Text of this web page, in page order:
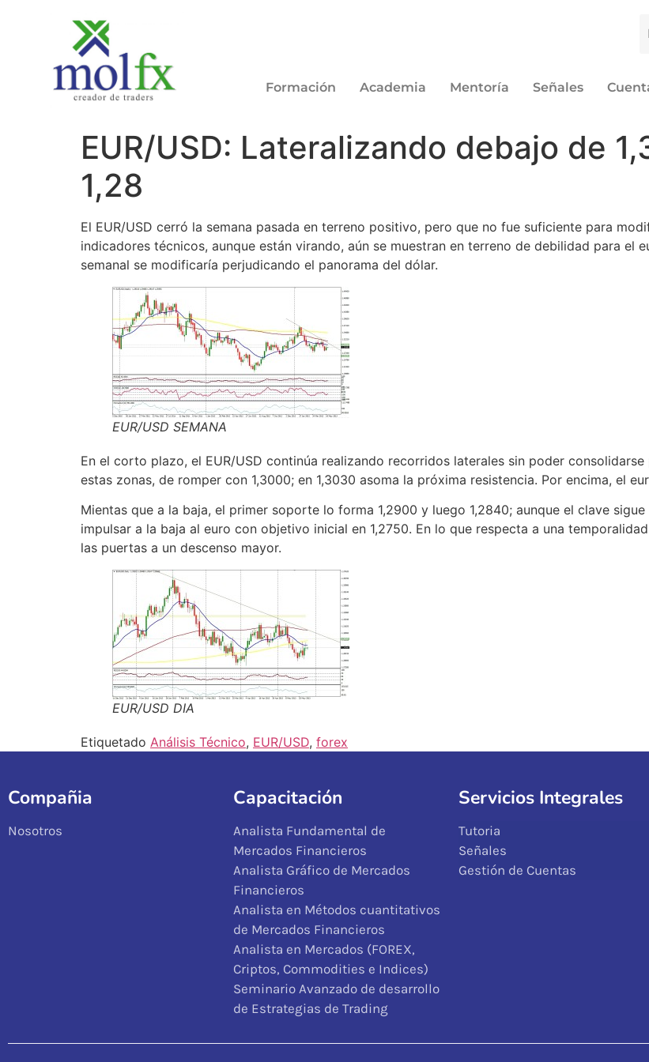
Formación Academia Mentoría Señales
EUR/USD: Lateralizando debajo de
1,28
El EUR/USD cerró la semana pasada en terreno positivo, pero que no fue suficiente para
indicadores técnicos, aunque están virando, aún se muestran en terreno de debilidad para el
semanal se modificaría perjudicando el panorama del dólar.
EUR/USD SEMANA
En el corto plazo, el EUR/USD continúa realizando recorridos laterales sin poder
estas zonas, de romper con 1,3000; en 1,3030 asoma la próxima resistencia. Por encima, el
Mientas que a la baja, el primer soporte lo forma 1,2900 y luego 1,2840; aunque el clave
impulsar a la baja al euro con objetivo inicial en 1,2750. En lo que respecta a una
las puertas a un descenso mayor.
EUR/USD DIA
Etiquetado Análisis Técnico, EUR/USD, forex
Compañia
Nosotros
Capacitación
Analista Fundamental de
Mercados Financieros
Analista Gráfico de Mercados
Financieros
Analista en Métodos cuantitativos
de Mercados Financieros
Analista en Mercados (FOREX,
Criptos, Commodities e Indices)
Seminario Avanzado de desarrollo
de Estrategias de Trading
Servicios Integrales
Tutoria
Señales
Gestión de Cuentas